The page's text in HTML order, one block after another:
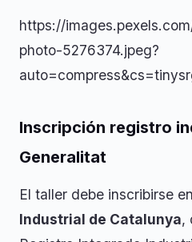
https://
photo-5276374.jpeg?
Inscripción registro
Generalitat
El taller debe inscribirse
Industrial de Catalunya,